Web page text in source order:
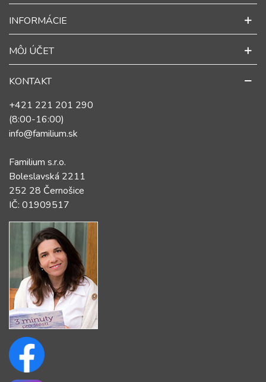
INFORMÁCIE
MÔJ ÚČET
KONTAKT
+421 221 201 290
(8:00-16:00)
info@familium.sk
Familium s.r.o.
Boleslavská 2211
252 28 Černošice
IČ: 01909517